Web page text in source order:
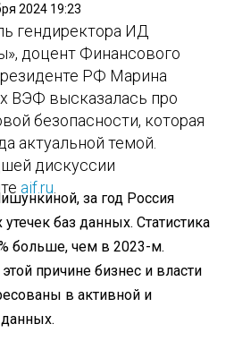
2024 19:23
гендиректора ИД
доцент Финансового
РФ​ Марина
ВЭФ высказалась про
безопасности, которая
актуальной темой.
дискуссии
aif.ru
за год Россия
баз данных. Статистика
больше, чем в 2023-м.
причине бизнес и власти
в активной и